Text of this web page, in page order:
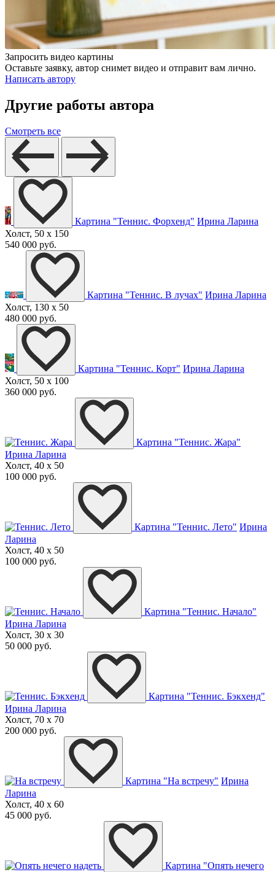
Запросить видео картины
Оставьте заявку, автор снимет видео и отправит вам лично.
Написать автору
Другие работы автора
Смотреть все
Картина "Теннис. Форхенд" Ирина Ларина
Холст, 50 x 150
540 000 руб.
Картина "Теннис. В лучах" Ирина Ларина
Холст, 130 x 50
480 000 руб.
Картина "Теннис. Корт" Ирина Ларина
Холст, 50 x 100
360 000 руб.
Картина "Теннис. Жара"
Ирина Ларина
Холст, 40 x 50
100 000 руб.
Картина "Теннис. Лето" Ирина
Ларина
Холст, 40 x 50
100 000 руб.
Картина "Теннис. Начало"
Ирина Ларина
Холст, 30 x 30
50 000 руб.
Картина "Теннис. Бэкхенд"
Ирина Ларина
Холст, 70 x 70
200 000 руб.
Картина "На встречу" Ирина
Ларина
Холст, 40 x 60
45 000 руб.
Картина "Опять нечего